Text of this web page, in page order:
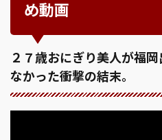
め動画
２７歳おにぎり美人が福
なかった衝撃の結末。